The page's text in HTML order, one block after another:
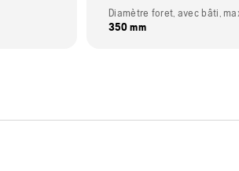
Diamètre foret, avec bâti,
350 mm